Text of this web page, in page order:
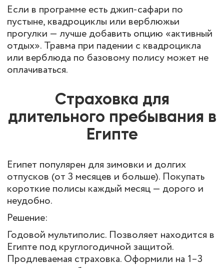
Если в программе есть джип-сафари по
пустыне, квадроциклы или верблюжьи
прогулки — лучше добавить опцию «активный
отдых». Травма при падении с квадроцикла
или верблюда по базовому полису может не
оплачиваться.
Страховка для
длительного пребывания в
Египте
Египет популярен для зимовки и долгих
отпусков (от 3 месяцев и больше). Покупать
короткие полисы каждый месяц — дорого и
неудобно.
Решение:
Годовой мультиполис. Позволяет находится в
Египте под круглогодичной защитой.
Продлеваемая страховка. Оформили на 1–3